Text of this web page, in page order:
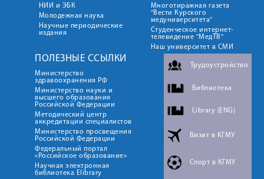
НИИ и ЭБК
Молодежная наука
Научные периодические
издания
Многотиражная газета
"Вести Курского
медуниверситета"
Студенческое интернет-
телевидение "МедТВ"
Наш университет в СМИ
ПОЛЕЗНЫЕ ССЫЛКИ
Министерство
здравоохранения РФ
Министерство науки и
высшего образования
Российской Федерации
Методический центр
аккредитации специалистов
Министерство просвещения
Российской Федерации
Федеральный портал
«Российское образование»
Научная электронная
библиотека Elibrary
Трудоустройство
Библиотека
Library (ENG)
Визит в КГМУ
Спорт в КГМУ